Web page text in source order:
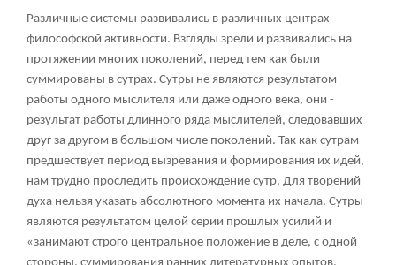
Различные системы развивались в различных центрах
философской активности. Взгляды зрели и развивались на
протяжении многих поколений, перед тем как были
суммированы в сутрах. Сутры не являются результатом
работы одного мыслителя или даже одного века, они -
результат работы длинного ряда мыслителей, следовавших
друг за другом в большом числе поколений. Так как сутрам
предшествует период вызревания и формирования их идей,
нам трудно проследить происхождение сутр. Для творений
духа нельзя указать абсолютного момента их начала. Сутры
являются результатом целой серии прошлых усилий и
«занимают строго центральное положение в деле, с одной
стороны, суммирования ранних литературных опытов,